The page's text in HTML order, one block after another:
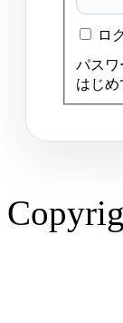
ロ
パス
はじ